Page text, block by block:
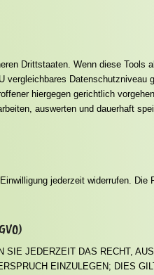
Drittstaaten. Wenn diese Tools
Datenschutzniveau
hiergegen gerichtlich
auswerten und dauerhaft
jederzeit widerrufen.
JEDERZEIT DAS RECHT,
EINZULEGEN; DIES